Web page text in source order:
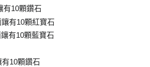
有10顆鑽石
有10顆紅寶石
有10顆藍寶石
10顆鑽石